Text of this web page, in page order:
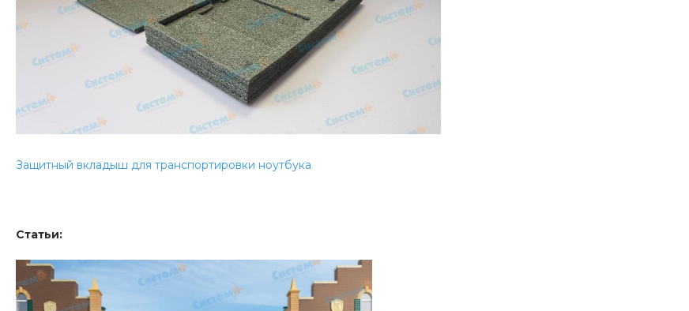
Защитный вкладыш для транспортировки ноутбука
Статьи: